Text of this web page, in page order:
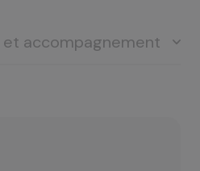
accompagnement
CHARTRAINE, que